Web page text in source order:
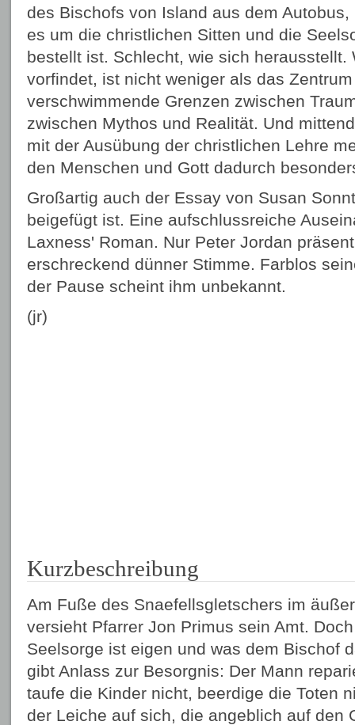
des Bischofs von Island aus dem
es um die christlichen Sitten und die
bestellt ist. Schlecht, wie sich herausstellt.
vorfindet, ist nicht weniger als das
verschwimmende Grenzen zwischen
zwischen Mythos und Realität. Und
mit der Ausübung der christlichen Lehre
den Menschen und Gott dadurch
Großartig auch der Essay von Susan
beigefügt ist. Eine aufschlussreiche
Laxness' Roman. Nur Peter Jordan
erschreckend dünner Stimme. Farblos
der Pause scheint ihm unbekannt.
(jr)
Kurzbeschreibung
Am Fuße des Snaefellsgletschers im
versieht Pfarrer Jon Primus sein Amt.
Seelsorge ist eigen und was dem Bischof
gibt Anlass zur Besorgnis: Der Mann
taufe die Kinder nicht, beerdige die Toten
der Leiche auf sich, die angeblich auf den